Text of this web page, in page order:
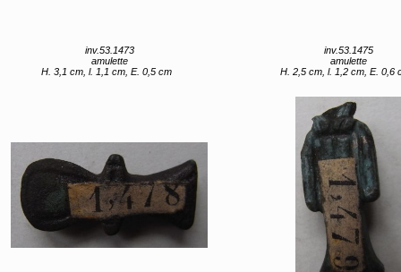
inv.53.1473
amulette
H. 3,1 cm, l. 1,1 cm, E. 0,5 cm
inv.53.1475
amulette
H. 2,5 cm, l. 1,2 cm, E. 0,6